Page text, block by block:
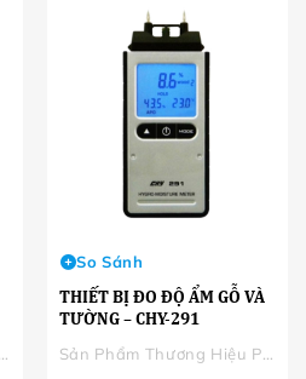
THIẾT BỊ ĐO ĐỘ ẨM GỖ VÀ
TƯỜNG – CHY-291
So Sánh